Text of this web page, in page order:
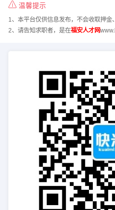
温馨提示
1、本平台仅供信息发布，不会收取押金
2、请告知求职者，是在福安人才网